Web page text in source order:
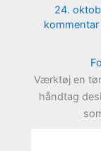
24.
kommentar
Værktøj en
håndtag